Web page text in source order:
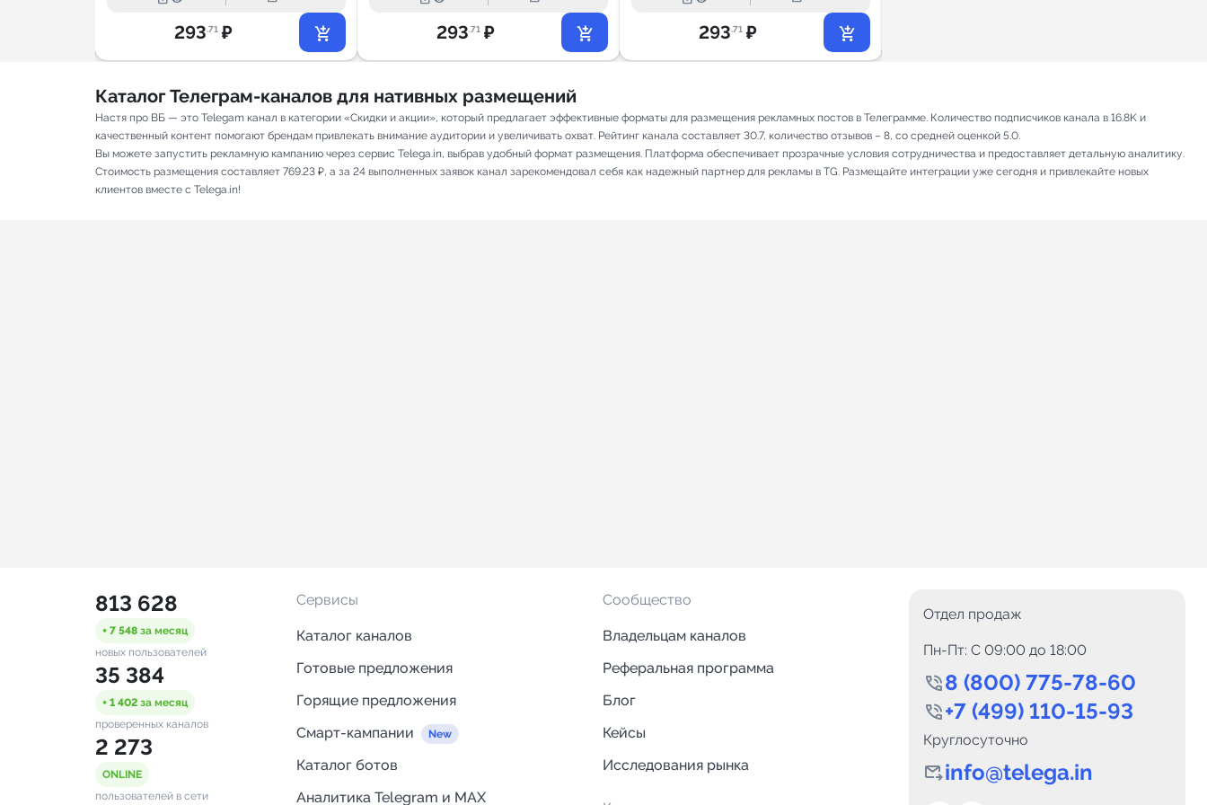
293.71 ₽
Маркетплейсы
293.71 ₽ 293.71 ₽
Каталог Телеграм-каналов для нативных размещений
Настя про ВБ — это Telegam канал в категории «Скидки и акции», который предлагает эффективные форматы для размещения рекламных постов в Телеграмме. Количество подписчиков канала в 16.8K и
качественный контент помогают брендам привлекать внимание аудитории и увеличивать охват. Рейтинг канала составляет 30.7, количество отзывов – 8, со средней оценкой 5.0.
Вы можете запустить рекламную кампанию через сервис Telega.in, выбрав удобный формат размещения. Платформа обеспечивает прозрачные условия сотрудничества и предоставляет детальную аналитику.
Стоимость размещения составляет 769.23 ₽, а за 24 выполненных заявок канал зарекомендовал себя как надежный партнер для рекламы в TG. Размещайте интеграции уже сегодня и привлекайте новых
клиентов вместе с Telega.in!
813 628
+ 7 548 за месяц
новых пользователей
35 384
+ 1 402 за месяц
проверенных каналов
2 273
ONLINE
пользователей в сети
Сервисы
Каталог каналов
Готовые предложения
Горящие предложения
Смарт-кампании
Каталог ботов
Аналитика Telegram и MAX
Сообщество
Владельцам каналов
Реферальная программа
Блог
Кейсы
Исследования рынка
Отдел продаж
Пн-Пт: C 09:00 до 18:00
8 (800) 775-78-60
+7 (499) 110-15-93
Круглосуточно
info@telega.in